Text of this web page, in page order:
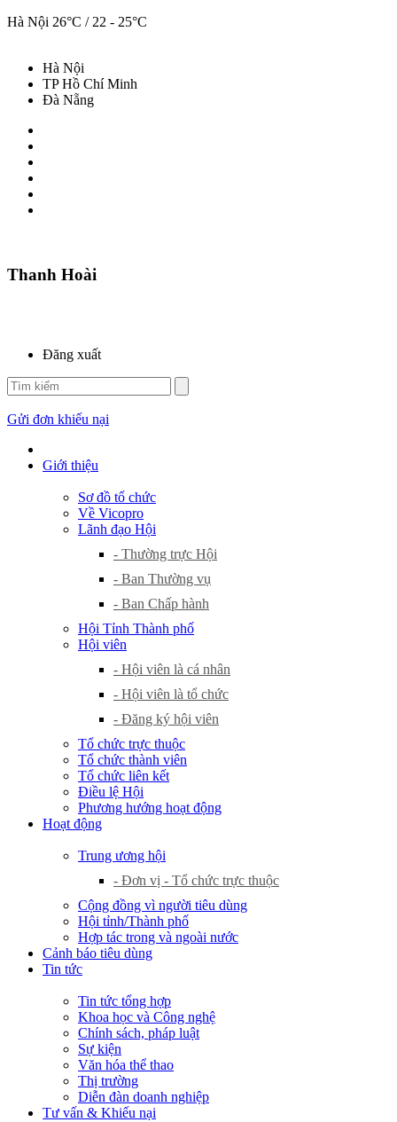
Hà Nội 26°C / 22 - 25°C
Hà Nội
TP Hồ Chí Minh
Đà Nẵng
Thanh Hoài
Đăng xuất
Gửi đơn khiếu nại
Giới thiệu
Sơ đồ tổ chức
Về Vicopro
Lãnh đạo Hội
- Thường trực Hội
- Ban Thường vụ
- Ban Chấp hành
Hội Tỉnh Thành phố
Hội viên
- Hội viên là cá nhân
- Hội viên là tổ chức
- Đăng ký hội viên
Tổ chức trực thuộc
Tổ chức thành viên
Tổ chức liên kết
Điều lệ Hội
Phương hướng hoạt động
Hoạt động
Trung ương hội
- Đơn vị - Tổ chức trực thuộc
Cộng đồng vì người tiêu dùng
Hội tỉnh/Thành phố
Hợp tác trong và ngoài nước
Cảnh báo tiêu dùng
Tin tức
Tin tức tổng hợp
Khoa học và Công nghệ
Chính sách, pháp luật
Sự kiện
Văn hóa thể thao
Thị trường
Diễn đàn doanh nghiệp
Tư vấn & Khiếu nại